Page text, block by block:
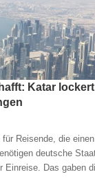
Katar lockert
Reisende, die
deutsche
Einreise. Das gaben